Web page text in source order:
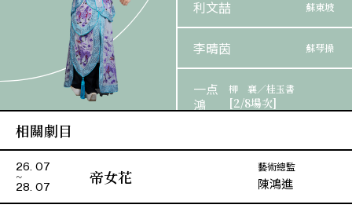
利文喆 蘇東坡
李晴茵 蘇琴操
一点
鴻
柳 襄／桂玉書
[2/8場次]
沈栢
[3/8場次]
袁纓華 桂夫人
相關劇目
26. 07
28. 07
帝女花 藝術總監
陳鴻進